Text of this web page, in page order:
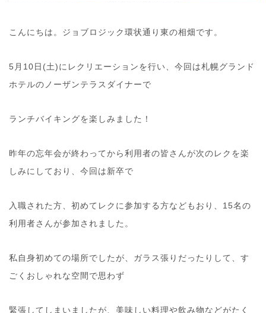
こんにちは。ジョブロジック環状通り東の相畑です。
5月10日(土)にレクリエーションを行い、今回は札幌グランド
ホテルのノーザンテラスダイナーで
ランチバイキングを楽しみました！
昨年の忘年会が終わってから利用者の皆さんが次のレクを楽
しみにしており、今回は新卒で
入職された方、初めてレクに参加する方などもおり、15名の
利用者さんが参加されました。
私自身初めての場所でしたが、ガラス張りだったりして、す
ごくおしゃれな空間で思わず
緊張してしまいましたが、美味しい料理や飲み物などがたく